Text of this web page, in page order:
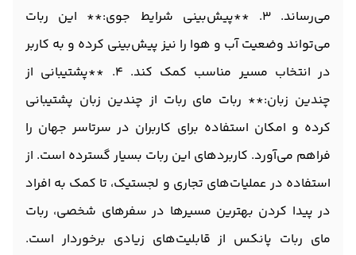
می‌رساند. 3. **پیش‌بینی شرایط جوی:** این ربات
می‌تواند وضعیت آب و هوا را نیز پیش‌بینی کرده و به کاربر
در انتخاب مسیر مناسب کمک کند. 4. **پشتیبانی از
چندین زبان:** ربات مای ربات از چندین زبان پشتیبانی
کرده و امکان استفاده برای کاربران در سرتاسر جهان را
فراهم می‌آورد. کاربردهای این ربات بسیار گسترده است. از
استفاده در عملیات‌های تجاری و لجستیک، تا کمک به افراد
در پیدا کردن بهترین مسیرها در سفرهای شخصی، ربات
مای ربات پانکس از قابلیت‌های زیادی برخوردار است.